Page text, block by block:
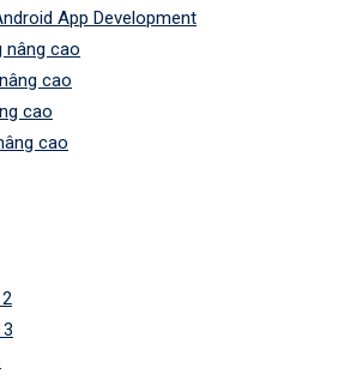
App Development
nâng cao
cao
cao
cao